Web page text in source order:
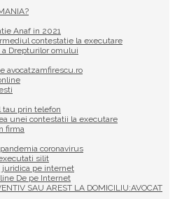
Anaf in 2021
contestatie la executare
a Drepturilor omului
avocatzamfirescu.ro
tau prin telefon
unei contestatii la executare
firma
coronavirus
silit
juridica pe internet
De pe Internet
SAU AREST LA DOMICILIU:AVOCAT